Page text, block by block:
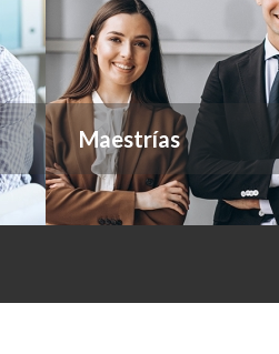
Maestrías